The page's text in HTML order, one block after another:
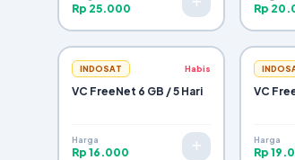
Rp 25.000 Rp
INDOSAT Habis
VC FreeNet 6 GB / 5 Hari
Harga
Rp 16.000
VC
Harga
Rp